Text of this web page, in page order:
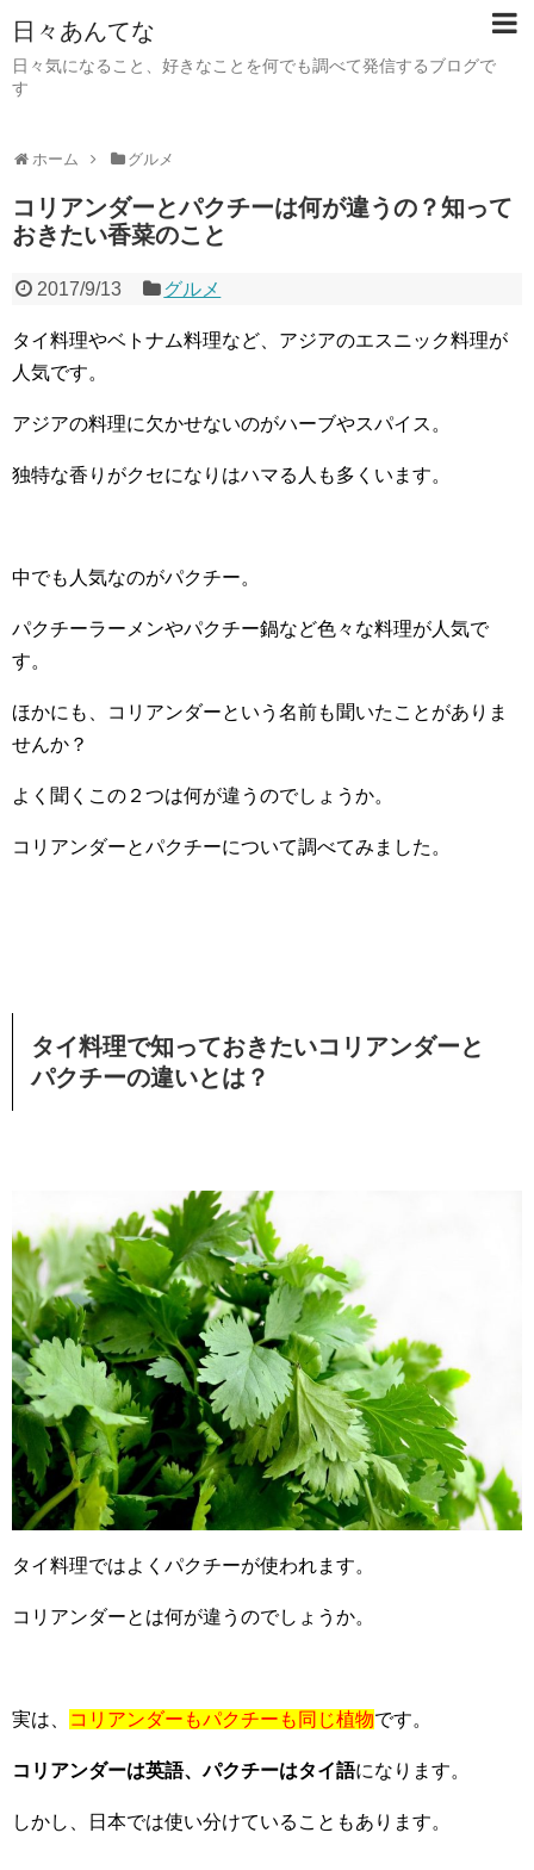
日々あんてな
日々気になること、好きなことを何でも調べて発信するブログで
す
ホーム グルメ
コリアンダーとパクチーは何が違うの？知って
おきたい香菜のこと
2017/9/13 グルメ
タイ料理やベトナム料理など、アジアのエスニック料理が
人気です。
アジアの料理に欠かせないのがハーブやスパイス。
独特な香りがクセになりはハマる人も多くいます。
中でも人気なのがパクチー。
パクチーラーメンやパクチー鍋など色々な料理が人気で
す。
ほかにも、コリアンダーという名前も聞いたことがありま
せんか？
よく聞くこの２つは何が違うのでしょうか。
コリアンダーとパクチーについて調べてみました。
タイ料理で知っておきたいコリアンダーと
パクチーの違いとは？
タイ料理ではよくパクチーが使われます。
コリアンダーとは何が違うのでしょうか。
実は、 コリアンダーもパクチーも同じ植物です。
コリアンダーは英語、パクチーはタイ語になります。
しかし、日本では使い分けていることもあります。